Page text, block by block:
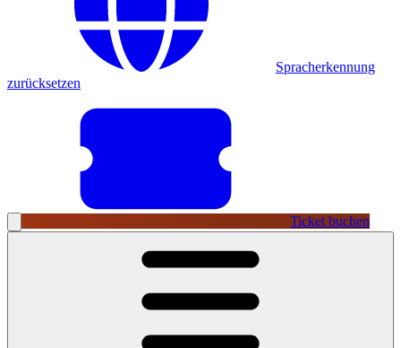
Spracherkennung
zurücksetzen
Ticket buchen